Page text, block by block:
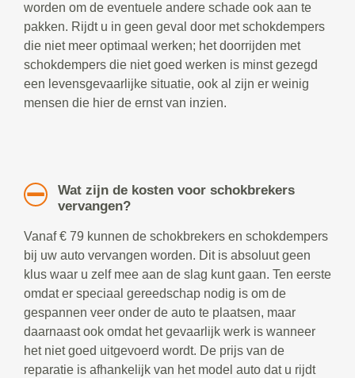
worden om de eventuele andere schade ook aan te
pakken. Rijdt u in geen geval door met schokdempers
die niet meer optimaal werken; het doorrijden met
schokdempers die niet goed werken is minst gezegd
een levensgevaarlijke situatie, ook al zijn er weinig
mensen die hier de ernst van inzien.
Wat zijn de kosten voor schokbrekers
vervangen?
Vanaf € 79 kunnen de schokbrekers en schokdempers
bij uw auto vervangen worden. Dit is absoluut geen
klus waar u zelf mee aan de slag kunt gaan. Ten eerste
omdat er speciaal gereedschap nodig is om de
gespannen veer onder de auto te plaatsen, maar
daarnaast ook omdat het gevaarlijk werk is wanneer
het niet goed uitgevoerd wordt. De prijs van de
reparatie is afhankelijk van het model auto dat u rijdt